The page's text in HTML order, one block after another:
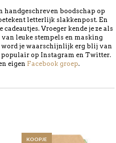
handgeschreven boodschap op
letterlijk slakkenpost. En
Vroeger kende je ze als
leuke stempels en masking
word je waarschijnlijk erg blij van
op Instagram en Twitter.
eigen Facebook groep.
KOOPJE